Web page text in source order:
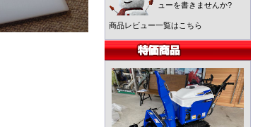
ューを書きませんか?
商品レビュー一覧はこちら